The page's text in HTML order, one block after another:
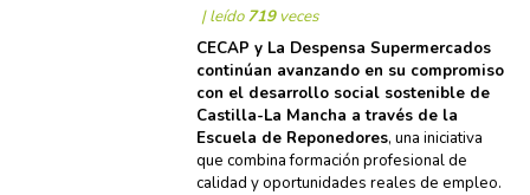
| leído719veces
CECAP y La Despensa Supermercados
continúan avanzando en su compromiso
con el desarrollo social sostenible de
Castilla-La Mancha a través de la
Escuela de Reponedores, una iniciativa
que combina formación profesional de
calidad y oportunidades reales de empleo.